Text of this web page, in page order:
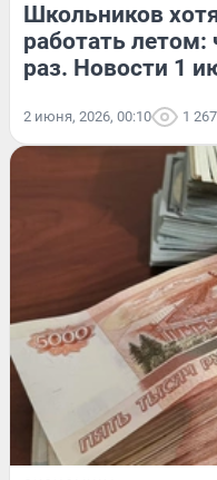
Школьников
работать летом:
раз. Новости 1
2 июня, 2026, 00:10 1 267